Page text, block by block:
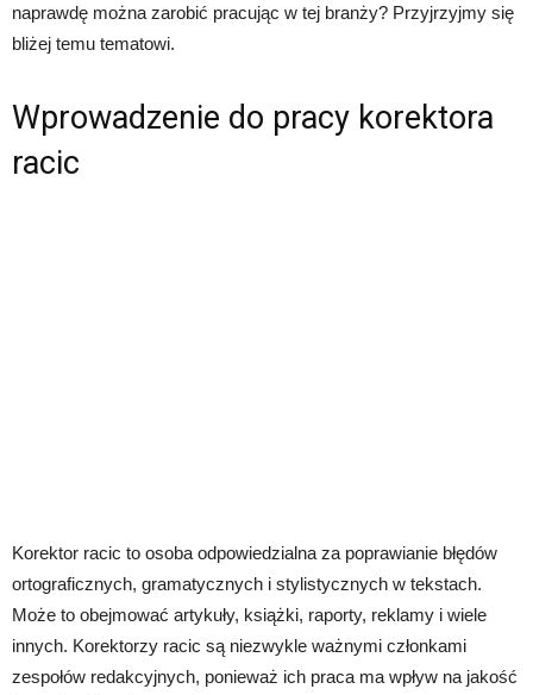
naprawdę można zarobić pracując w tej branży? Przyjrzyjmy się
bliżej temu tematowi.
Wprowadzenie do pracy korektora
racic
Korektor racic to osoba odpowiedzialna za poprawianie błędów
ortograficznych, gramatycznych i stylistycznych w tekstach.
Może to obejmować artykuły, książki, raporty, reklamy i wiele
innych. Korektorzy racic są niezwykle ważnymi członkami
zespołów redakcyjnych, ponieważ ich praca ma wpływ na jakość